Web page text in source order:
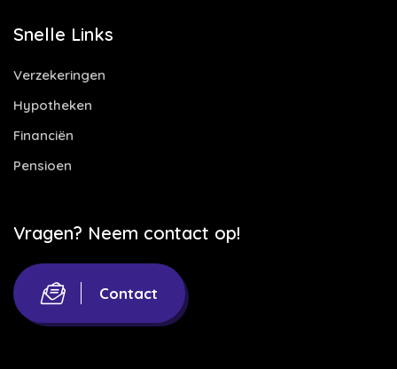
Snelle Links
Verzekeringen
Hypotheken
Financiën
Pensioen
Vragen? Neem contact op!
Contact